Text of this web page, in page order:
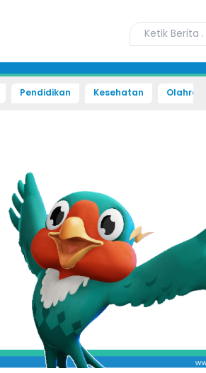
Pendidikan Kesehatan Olahraga